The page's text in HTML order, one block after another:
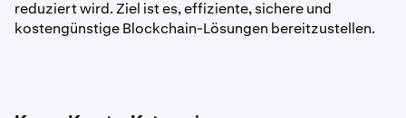
reduziert wird. Ziel ist es, effiziente, sichere und
kostengünstige Blockchain-Lösungen bereitzustellen.